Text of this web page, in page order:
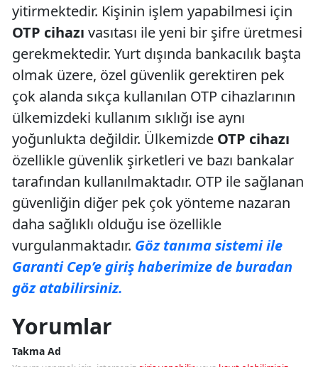
yitirmektedir. Kişinin işlem yapabilmesi için
OTP cihazı vasıtası ile yeni bir şifre üretmesi
gerekmektedir. Yurt dışında bankacılık başta
olmak üzere, özel güvenlik gerektiren pek
çok alanda sıkça kullanılan OTP cihazlarının
ülkemizdeki kullanım sıklığı ise aynı
yoğunlukta değildir. Ülkemizde OTP cihazı
özellikle güvenlik şirketleri ve bazı bankalar
tarafından kullanılmaktadır. OTP ile sağlanan
güvenliğin diğer pek çok yönteme nazaran
daha sağlıklı olduğu ise özellikle
vurgulanmaktadır. Göz tanıma sistemi ile
Garanti Cep’e giriş haberimize de buradan
göz atabilirsiniz.
Yorumlar
Takma Ad